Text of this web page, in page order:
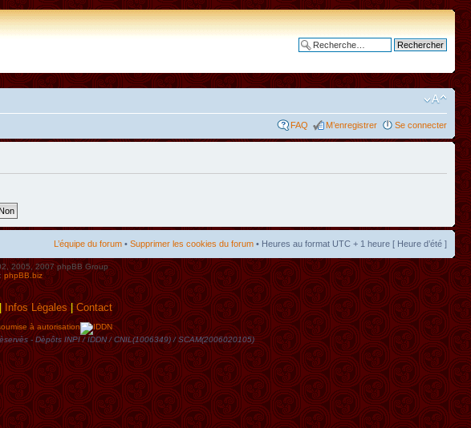
FAQ M’enregistrer Se connecter
L’équipe du forum • Supprimer les cookies du forum • Heures au format UTC + 1 heure [ Heure d’été ]
2005, 2007 phpBB Group
phpBB.biz
Infos Lègales|Contact
à autorisation
- Dèpôts INPI / IDDN / CNIL(1006349) / SCAM(2006020105)